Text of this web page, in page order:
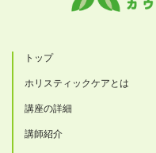
トップ
ホリスティックケアとは
講座の詳細
講師紹介